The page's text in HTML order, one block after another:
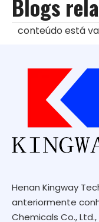
Blogs
conteúdo está
Henan Kingway
anteriormente
Chemicals Co.,